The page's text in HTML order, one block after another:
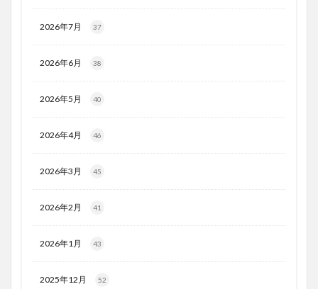
2026年7月 37
2026年6月 38
2026年5月 40
2026年4月 46
2026年3月 45
2026年2月 41
2026年1月 43
2025年12月 52